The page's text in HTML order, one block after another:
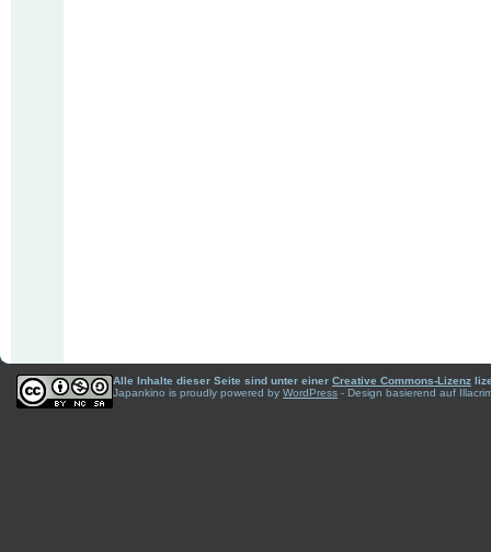
Alle Inhalte dieser Seite sind unter einer Creative Commons-Lizenz
Japankino is proudly powered by WordPress - Design basierend auf